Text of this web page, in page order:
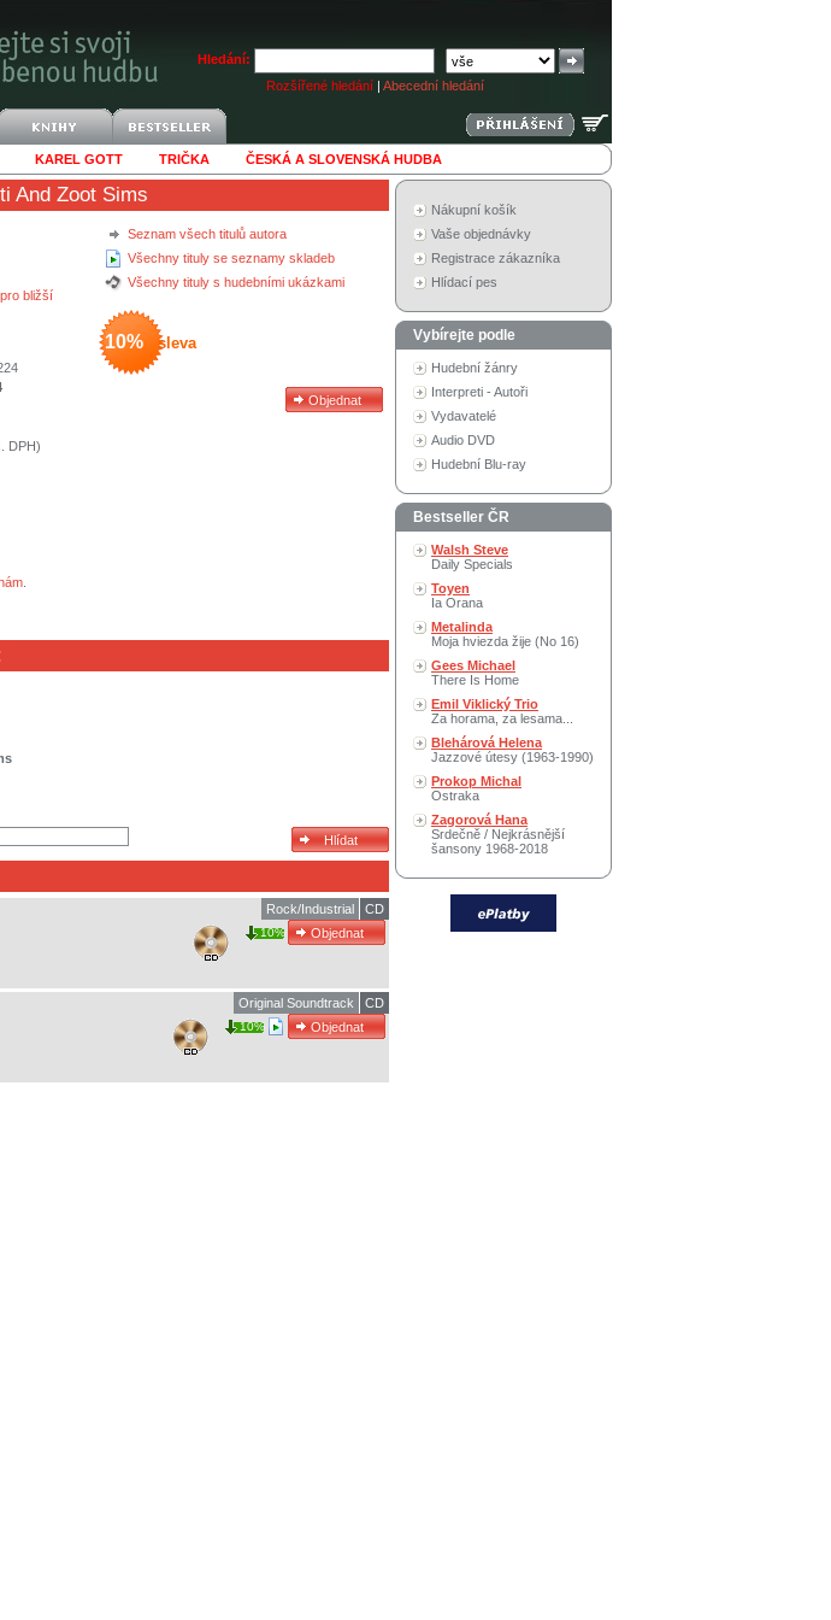
Hledání:
Rozšířené hledání | Abecední hledání
KAREL GOTT TRIČKA ČESKÁ A SLOVENSKÁ HUDBA
And Zoot Sims
Seznam všech titulů autora
Všechny tituly se seznamy skladeb
Všechny tituly s hudebními ukázkami
10% sleva
bližší
DPH)
CD
Rock/Industrial
10%
CD
Original Soundtrack
10%
Nákupní košík
Vaše objednávky
Registrace zákazníka
Hlídací pes
Vybírejte podle
Hudební žánry
Interpreti - Autoři
Vydavatelé
Audio DVD
Hudební Blu-ray
Bestseller ČR
Walsh Steve
Daily Specials
Toyen
Ia Orana
Metalinda
Moja hviezda žije (No 16)
Gees Michael
There Is Home
Emil Viklický Trio
Za horama, za lesama...
Blehárová Helena
Jazzové útesy (1963-1990)
Prokop Michal
Ostraka
Zagorová Hana
Srdečně / Nejkrásnější
šansony 1968-2018